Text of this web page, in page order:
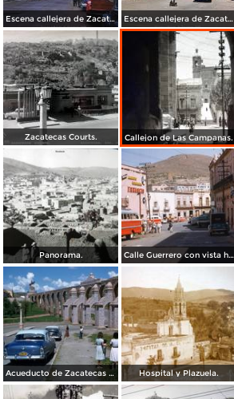
Escena callejera de Zacatecas 1958. Escena callejera de Zacatecas 1958.
Zacatecas Courts. Callejon de Las Campanas.
Panorama. Calle Guerrero con vista hacia Calle Tacuba (1961)
Acueducto de Zacatecas (c. 1959) Hospital y Plazuela.